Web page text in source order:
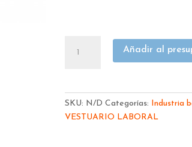
POLAR
4055
cantidad
Añadir al
SKU: N/D Categorías: Industria
VESTUARIO LABORAL